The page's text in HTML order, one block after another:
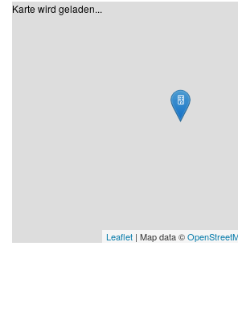
Karte wird geladen...
Leaflet | Map data ©